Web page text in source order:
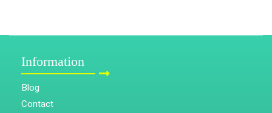
Information
Blog
Contact